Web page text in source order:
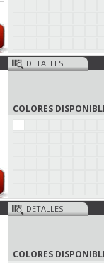
DETALLES
COLORES
DETALLES
COLORES